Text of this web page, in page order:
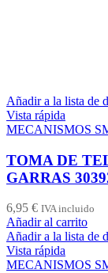
Añadir a la lista de
Vista rápida
MECANISMOS
TOMA DE
GARRAS
6,95 € IVA incluido
Añadir al carrito
Añadir a la lista de
Vista rápida
MECANISMOS